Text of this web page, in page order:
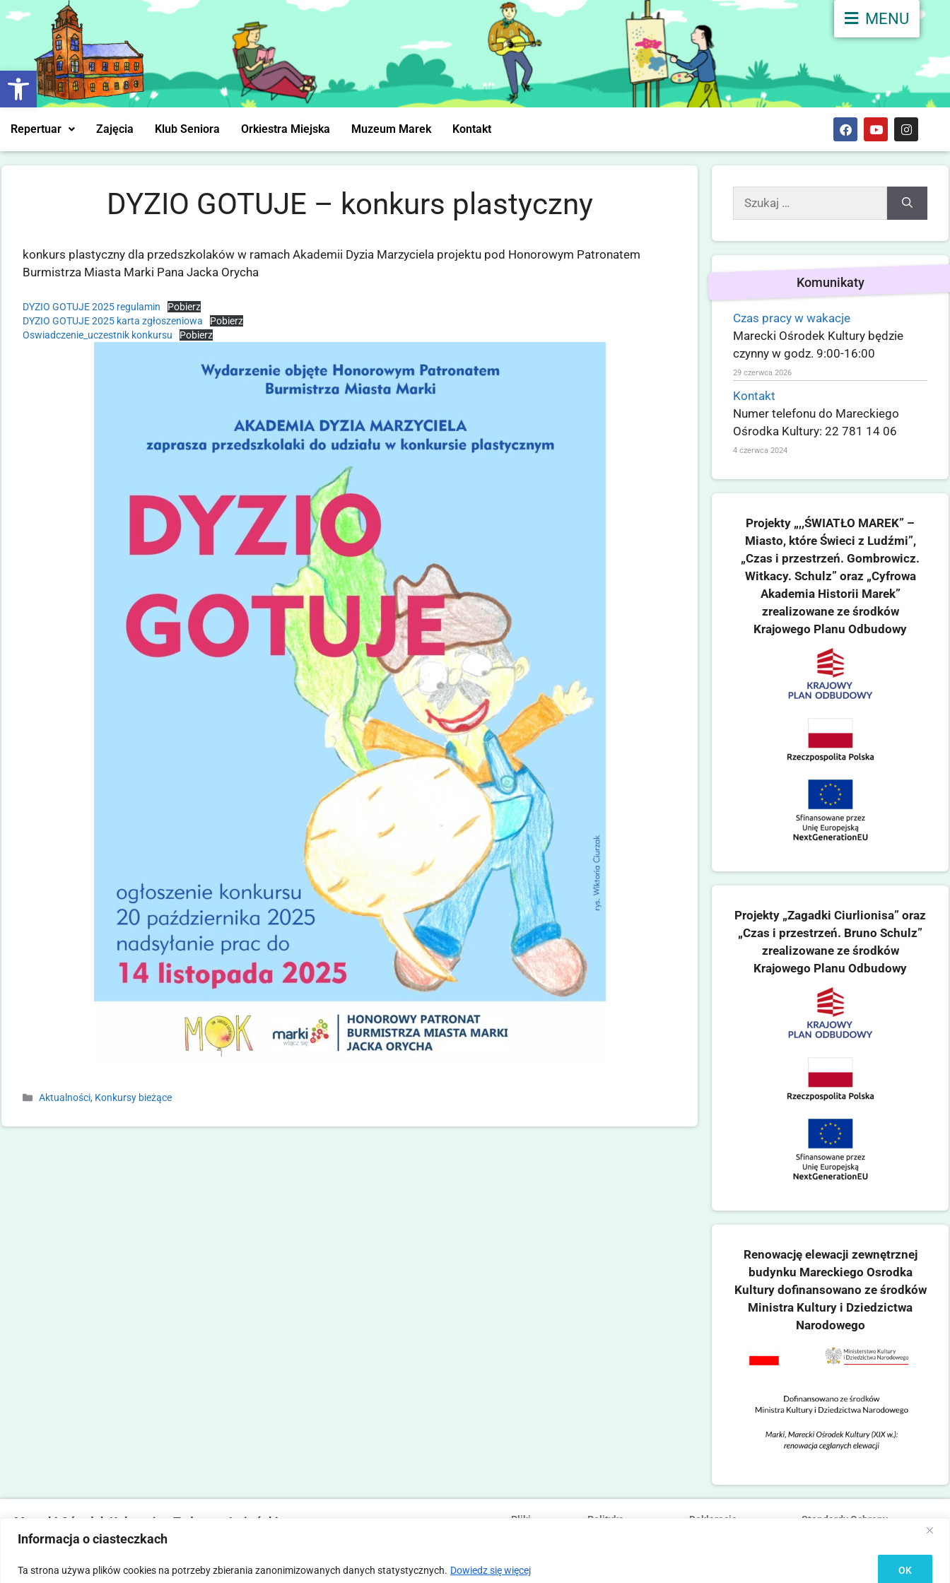
Otwórz pasek narzędzi
Informacja o ciasteczkach
Ta strona używa plików cookies na potrzeby zbierania zanonimizowanych danych statystycznych. Dowiedz się więcej OK
MENU
Repertuar Zajęcia Klub Seniora Orkiestra Miejska Muzeum Marek Kontakt
DYZIO GOTUJE – konkurs plastyczny
konkurs plastyczny dla przedszkolaków w ramach Akademii Dyzia Marzyciela projektu pod Honorowym Patronatem
Burmistrza Miasta Marki Pana Jacka Orycha
DYZIO GOTUJE 2025 regulamin
Pobierz
DYZIO GOTUJE 2025 karta zgłoszeniowa
Pobierz
Oswiadczenie_uczestnik konkursu
Pobierz
Aktualności, Konkursy bieżące
Komunikaty
Czas pracy w wakacje
Marecki Ośrodek Kultury będzie
czynny w godz. 9:00-16:00
29 czerwca 2026
Kontakt
Numer telefonu do Mareckiego
Ośrodka Kultury: 22 781 14 06
4 czerwca 2024
Projekty „,,ŚWIATŁO MAREK” –
Miasto, które Świeci z Ludźmi”,
„Czas i przestrzeń. Gombrowicz.
Witkacy. Schulz” oraz „Cyfrowa
Akademia Historii Marek”
zrealizowane ze środków
Krajowego Planu Odbudowy
Projekty „Zagadki Ciurlionisa” oraz
„Czas i przestrzeń. Bruno Schulz”
zrealizowane ze środków
Krajowego Planu Odbudowy
Renowację elewacji zewnętrznej
budynku Mareckiego Osrodka
Kultury dofinansowano ze środków
Ministra Kultury i Dziedzictwa
Narodowego
Marecki Ośrodek Kultury im. Tadeusza Lużyńskiego
ul. Fabryczna 2, 05-270 Marki
Pliki
Polityka
Deklaracja
Standardy Ochrony